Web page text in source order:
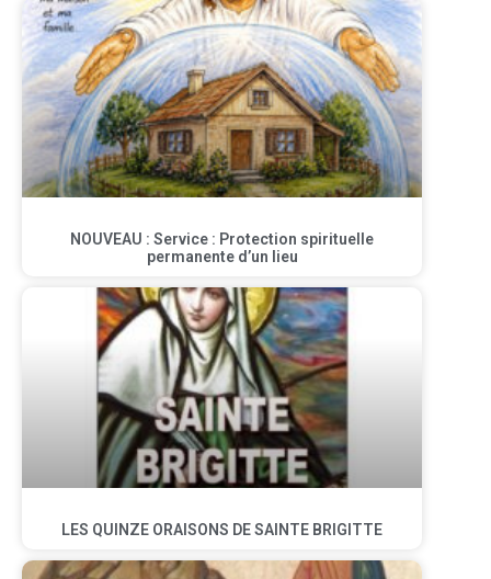
NOUVEAU : Service : Protection spirituelle
permanente d’un lieu
LES QUINZE ORAISONS DE SAINTE BRIGITTE